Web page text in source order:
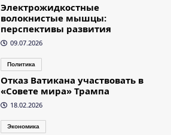
Электрожидкостные
волокнистые мышцы:
перспективы развития
09.07.2026
Политика
Отказ Ватикана участвовать в
«Совете мира» Трампа
18.02.2026
Экономика